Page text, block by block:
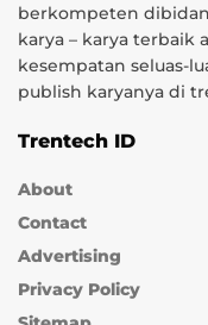
berkompeten
karya – karya terbaik
kesempatan seluas-
publish karyanya di
Trentech ID
About
Contact
Advertising
Privacy Policy